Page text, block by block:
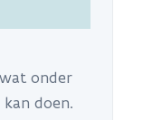
onder
doen.